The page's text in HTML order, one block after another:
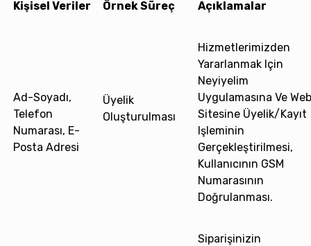
Kişisel Veriler Örnek Süreç Açıklamalar
Ad-Soyadı,
Telefon
Numarası, E-
Posta Adresi
Üyelik
Oluşturulması
Hizmetlerimizden
Yararlanmak Için
Neyiyelim
Uygulamasına Ve Web
Sitesine Üyelik/kayıt
Işleminin
Gerçekleştirilmesi,
Kullanıcının GSM
Numarasının
Doğrulanması.
Siparişinizin